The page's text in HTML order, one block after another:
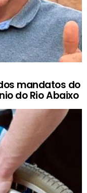
mandatos do
do Rio Abaixo